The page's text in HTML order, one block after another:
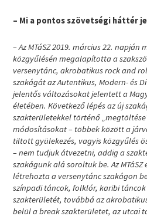
– Mi a pontos szövetségi háttér
– Az MTáSZ 2019. március 22.
közgyűlésén megalapította a
versenytánc, akrobatikus rock and
szakágát az Autentikus, Modern- és
jelentős változásokat jelentett a
életében. Következő lépés az új
szakterületekkel történő
módosításokat – többek között a
tiltott gyülekezés, vagyis közgyűlés
– nem tudjuk átvezetni, addig a
szakágunk alá soroltuk be. Az
létrehozta a versenytánc szakágon
színpadi táncok, folklór, karibi
szakterületét, továbbá az
belül a break szakterületet, az utcai